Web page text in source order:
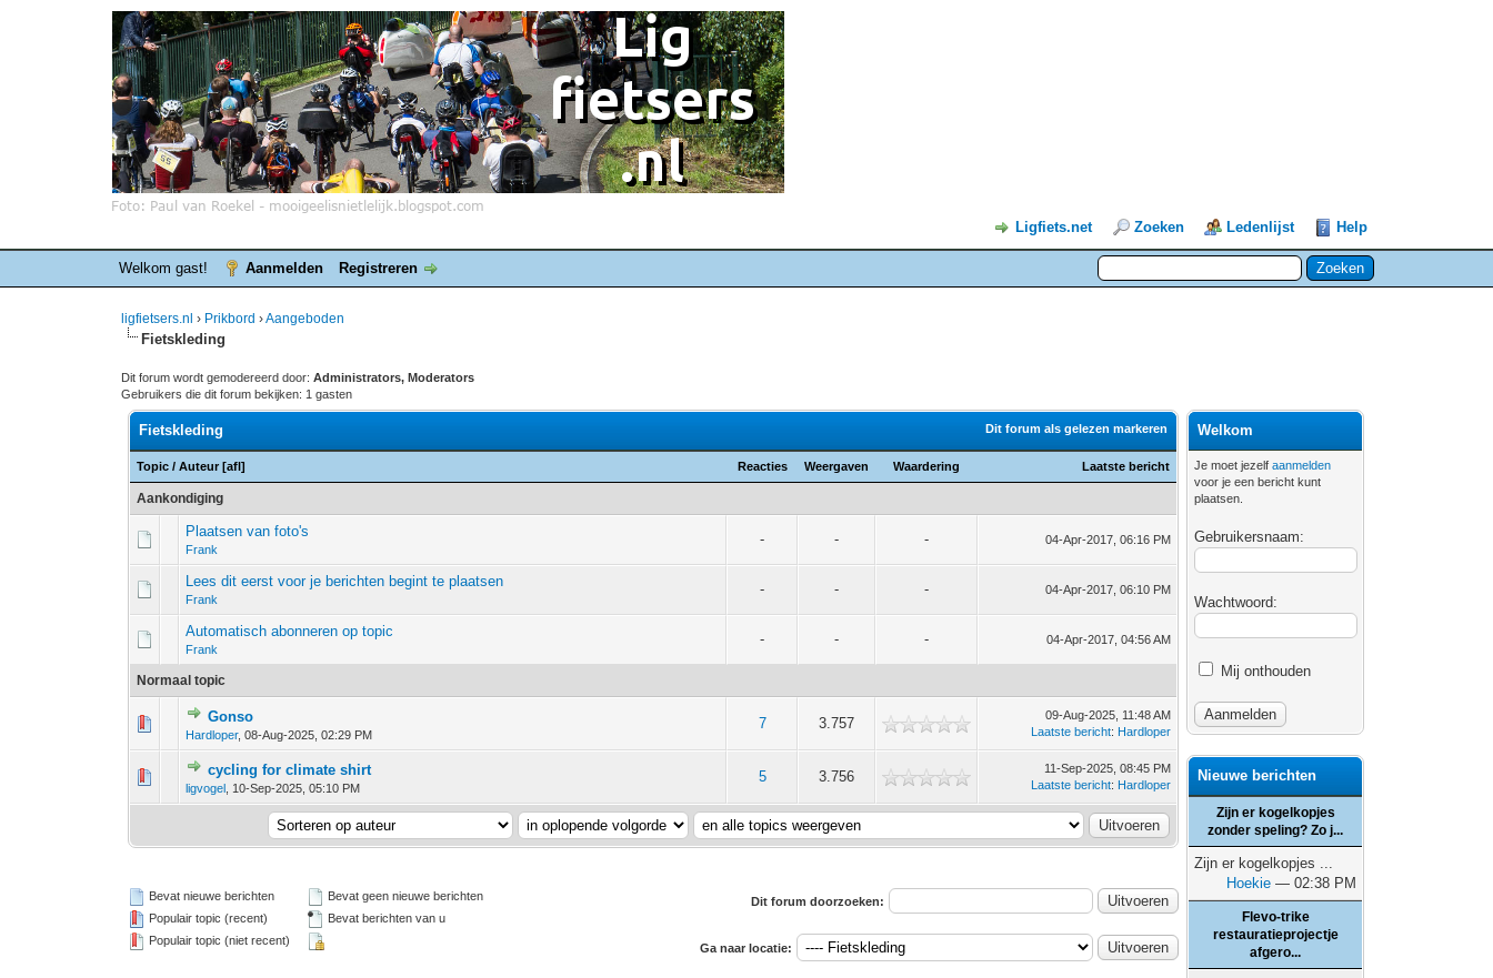
Ligfiets.net Zoeken Ledenlijst Help
Welkom gast! Aanmelden Registreren
ligfietsers.nl › Prikbord ›Aangeboden
Fietskleding
Dit forum wordt gemodereerd door:Administrators, Moderators
Gebruikers die dit forum bekijken: 1 gasten
Dit forum als gelezen markeren
Fietskleding
Topic /Auteur [afl] Reacties Weergaven Waardering Laatste bericht
Aankondiging
Plaatsen van foto's
Frank
- - - 04-Apr-2017, 06:16 PM
Lees dit eerst voor je berichten begint te plaatsen
Frank
- - - 04-Apr-2017, 06:10 PM
Automatisch abonneren op topic
Frank
- - - 04-Apr-2017, 04:56 AM
Normaal topic
Gonso
Hardloper,08-Aug-2025, 02:29 PM
7 3.757
0 stem - 0 van 5 gemiddeld
09-Aug-2025, 11:48 AM
Laatste bericht: Hardloper
cycling for climate shirt
ligvogel 10-Sep-2025, 05:10 PM
5 3.756
0 stem - 0 van 5 gemiddeld
1 234 5
11-Sep-2025, 08:45 PM
Laatste bericht: Hardloper
Bevat nieuwe berichten
Populair topic (recent)
Populair topic (niet recent)
Bevat geen nieuwe berichten
Bevat berichten van u
Dit forum doorzoeken:
Ga naar locatie:
Welkom
Je moet jezelfaanmelden
voor je een bericht kunt
plaatsen.
Gebruikersnaam:
Wachtwoord:
Mij onthouden
Nieuwe berichten
Zijn er kogelkopjes
zonder speling? Zo j...
Zijn er kogelkopjes ...
Hoekie — 02:38 PM
Flevo-trike
restauratieprojectje
afgero...